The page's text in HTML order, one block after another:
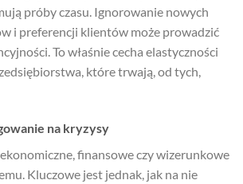
próby czasu. Ignorowanie nowych
i preferencji klientów może prowadzić
To właśnie cecha elastyczności
które trwają, od tych,
na kryzysy
finansowe czy wizerunkowe
Kluczowe jest jednak, jak na nie